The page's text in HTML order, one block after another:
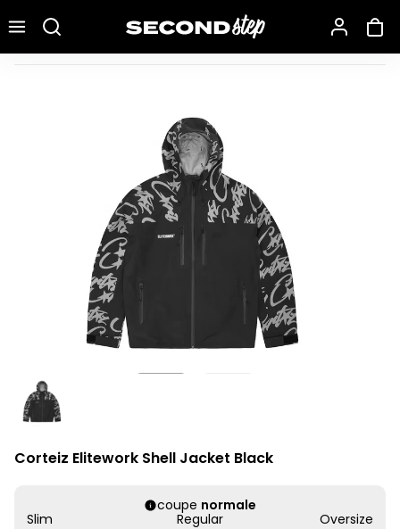
Corteiz Elitework Shell Jacket Black
Corteiz Elitework Shell Jacket Black
coupe normale
Slim
Regular Oversize